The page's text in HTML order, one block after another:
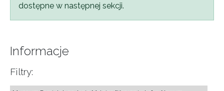
dostępne w następnej sekcji.
Informacje
Filtry: